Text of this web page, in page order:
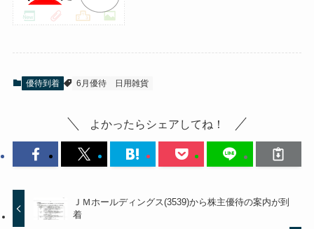
優待到着 6月優待 日用雑貨
よかったらシェアしてね！
ＪＭホールディングス(3539)から株主優待の案内が到
着